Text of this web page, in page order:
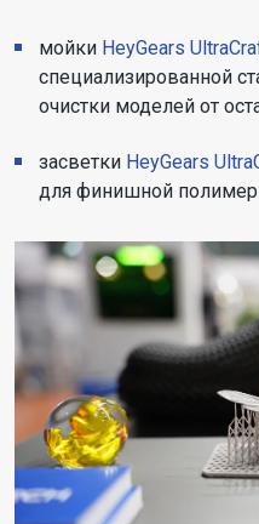
мойки HeyGears
специализированной
очистки моделей от
засветки HeyGears
для финишной